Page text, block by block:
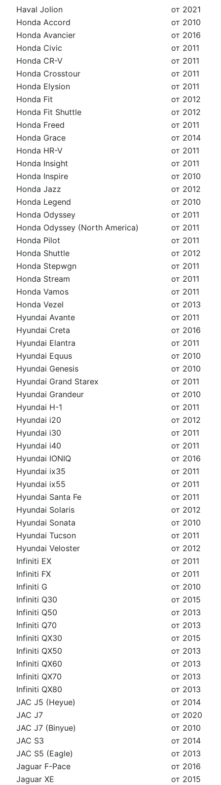
Haval Jolion
от 2021
Honda Accord
от 2010
Honda Avancier
от 2016
Honda Civic
от 2011
Honda CR-V
от 2011
Honda Crosstour
от 2011
Honda Elysion
от 2011
Honda Fit
от 2012
Honda Fit Shuttle
от 2012
Honda Freed
от 2011
Honda Grace
от 2014
Honda HR-V
от 2011
Honda Insight
от 2011
Honda Inspire
от 2010
Honda Jazz
от 2012
Honda Legend
от 2010
Honda Odyssey
от 2011
Honda Odyssey (North America)
от 2011
Honda Pilot
от 2011
Honda Shuttle
от 2012
Honda Stepwgn
от 2011
Honda Stream
от 2011
Honda Vamos
от 2011
Honda Vezel
от 2013
Hyundai Avante
от 2011
Hyundai Creta
от 2016
Hyundai Elantra
от 2011
Hyundai Equus
от 2010
Hyundai Genesis
от 2010
Hyundai Grand Starex
от 2011
Hyundai Grandeur
от 2010
Hyundai H-1
от 2011
Hyundai i20
от 2012
Hyundai i30
от 2011
Hyundai i40
от 2011
Hyundai IONIQ
от 2016
Hyundai ix35
от 2011
Hyundai ix55
от 2011
Hyundai Santa Fe
от 2011
Hyundai Solaris
от 2012
Hyundai Sonata
от 2010
Hyundai Tucson
от 2011
Hyundai Veloster
от 2012
Infiniti EX
от 2011
Infiniti FX
от 2011
Infiniti G
от 2010
Infiniti Q30
от 2015
Infiniti Q50
от 2013
Infiniti Q70
от 2013
Infiniti QX30
от 2015
Infiniti QX50
от 2013
Infiniti QX60
от 2013
Infiniti QX70
от 2013
Infiniti QX80
от 2013
JAC J5 (Heyue)
от 2014
JAC J7
от 2020
JAC J7 (Binyue)
от 2010
JAC S3
от 2014
JAC S5 (Eagle)
от 2013
Jaguar F-Pace
от 2016
Jaguar XE
от 2015